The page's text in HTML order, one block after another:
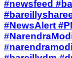
#newsfeed
#NewsAlert